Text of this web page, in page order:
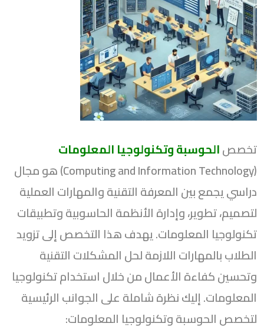
تخصصالحوسبة وتكنولوجيا المعلومات
(Computing and Information Technology) هو مجال
دراسي يجمع بين المعرفة التقنية والمهارات العملية
لتصميم، تطوير، وإدارة الأنظمة الحاسوبية وتطبيقات
تكنولوجيا المعلومات. يهدف هذا التخصص إلى تزويد
الطلاب بالمهارات اللازمة لحل المشكلات التقنية
وتحسين كفاءة الأعمال من خلال استخدام تكنولوجيا
المعلومات. إليك نظرة شاملة على الجوانب الرئيسية
لتخصص الحوسبة وتكنولوجيا المعلومات: